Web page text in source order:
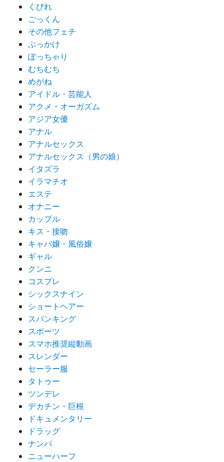
くびれ
ごっくん
その他フェチ
ぶっかけ
ぽっちゃり
むちむち
めがね
アイドル・芸能人
アクメ・オーガズム
アジア女優
アナル
アナルセックス
アナルセックス（男の娘）
イタズラ
イラマチオ
エステ
オナニー
カップル
キス・接吻
キャバ嬢・風俗嬢
ギャル
クンニ
コスプレ
シックスナイン
ショートヘアー
スパンキング
スポーツ
スマホ推奨縦動画
スレンダー
セーラー服
タトゥー
ツンデレ
デカチン・巨根
ドキュメンタリー
ドラッグ
ナンパ
ニューハーフ